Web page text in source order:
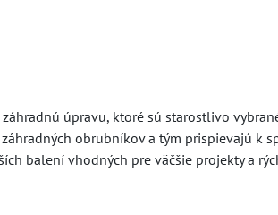
záhradnú úpravu, ktoré sú starostlivo
obrubníkov a tým prispievajú k
balení vhodných pre väčšie projekty a